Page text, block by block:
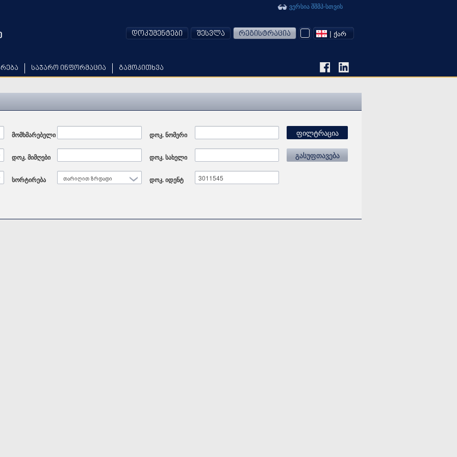
საჯარო ინფორმაცია გამოკითხვა
ვერსია შშმპ-სთვის
დოკუმენტები შესვლა რეგისტრაცია | ᲥᲐᲠ
მომხმარებელი დოკ. ნომერი ფილტრაცია
დოკ. მიმღები დოკ. სახელი გასუფთავება
სორტირება თარიღით ზრდადი დოკ. იდენტ